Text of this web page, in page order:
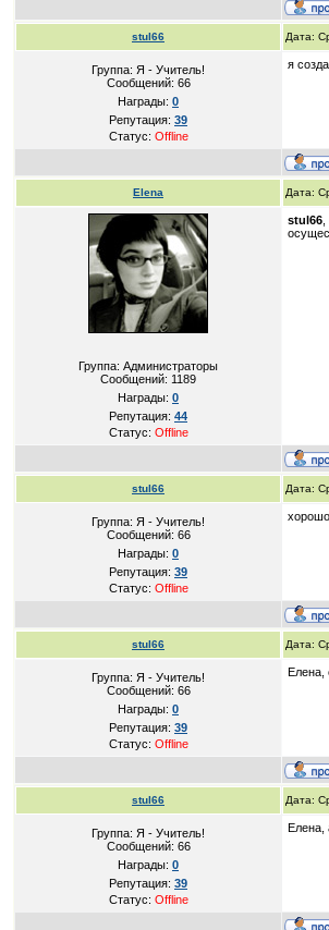
stul66 Дата:
Группа: Я - Учитель!
Сообщений: 66
Награды: 0
Репутация: 39
Статус: Offline
я
Elena Дата:
Группа: Администраторы
Сообщений: 1189
Награды: 0
Репутация: 44
Статус: Offline
stul66
stul66 Дата:
Группа: Я - Учитель!
Сообщений: 66
Награды: 0
Репутация: 39
Статус: Offline
stul66 Дата:
Группа: Я - Учитель!
Сообщений: 66
Награды: 0
Репутация: 39
Статус: Offline
Елена,
stul66 Дата:
Группа: Я - Учитель!
Сообщений: 66
Награды: 0
Репутация: 39
Статус: Offline
Елена,